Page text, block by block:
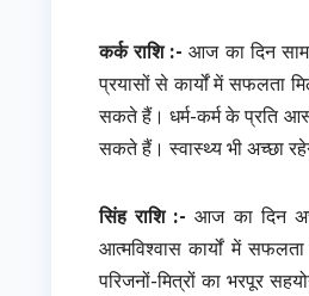
कर्क राशि :- आज का दिन
प्रयासों से कार्यों में सफलता
सकते हैं। धर्म-कर्म के प्रति
सकते हैं। स्वास्थ्य भी अच्छा
सिंह राशि :- आज का दिन
आत्मविश्वास कार्यों में
परिजनों-मित्रों का भरपूर